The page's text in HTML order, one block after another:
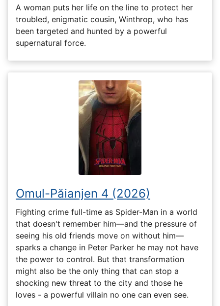
A woman puts her life on the line to protect her
troubled, enigmatic cousin, Winthrop, who has
been targeted and hunted by a powerful
supernatural force.
Omul-Păianjen 4 (2026)
Fighting crime full-time as Spider-Man in a world
that doesn't remember him—and the pressure of
seeing his old friends move on without him—
sparks a change in Peter Parker he may not have
the power to control. But that transformation
might also be the only thing that can stop a
shocking new threat to the city and those he
loves - a powerful villain no one can even see.